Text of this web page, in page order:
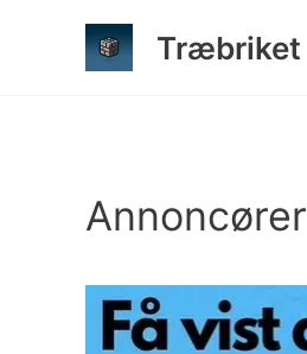
Træbriket
Annoncører